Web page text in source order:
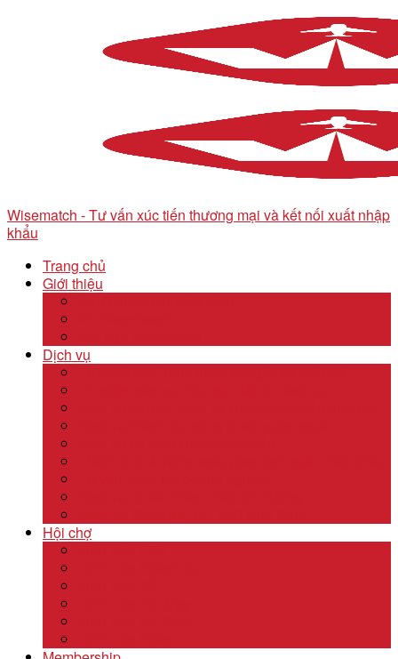
Wisematch - Tư vấn xúc tiến thương mại và kết nối xuất nhập
khẩu
Trang chủ
Giới thiệu
Dịch vụ
Hội chợ